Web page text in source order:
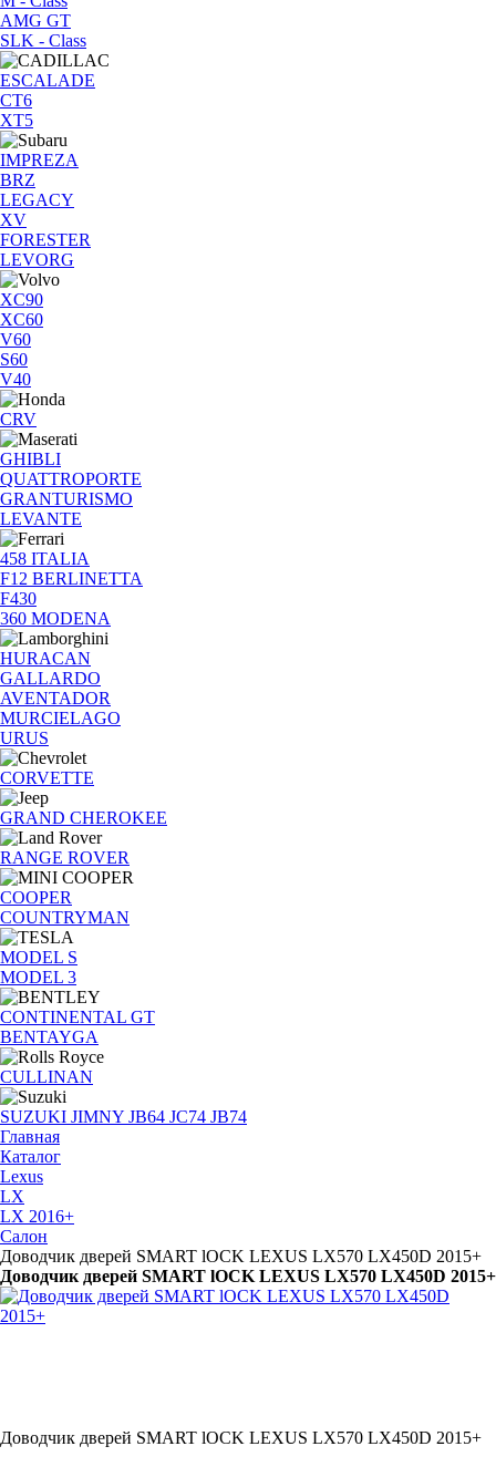
AMG GT
SLK - Class
ESCALADE
CT6
XT5
IMPREZA
BRZ
LEGACY
XV
FORESTER
LEVORG
XC90
XC60
V60
S60
V40
CRV
GHIBLI
QUATTROPORTE
GRANTURISMO
LEVANTE
458 ITALIA
F12 BERLINETTA
F430
360 MODENA
HURACAN
GALLARDO
AVENTADOR
MURCIELAGO
URUS
CORVETTE
GRAND CHEROKEE
RANGE ROVER
COOPER
COUNTRYMAN
MODEL S
MODEL 3
CONTINENTAL GT
BENTAYGA
CULLINAN
SUZUKI JIMNY JB64 JC74 JB74
Главная
Каталог
Lexus
LX
LX 2016+
Салон
Доводчик дверей SMART lOCK LEXUS LX570 LX450D 2015+
Доводчик дверей SMART lOCK LEXUS LX570 LX450D 2015+
Доводчик дверей SMART lOCK LEXUS LX570 LX450D 2015+